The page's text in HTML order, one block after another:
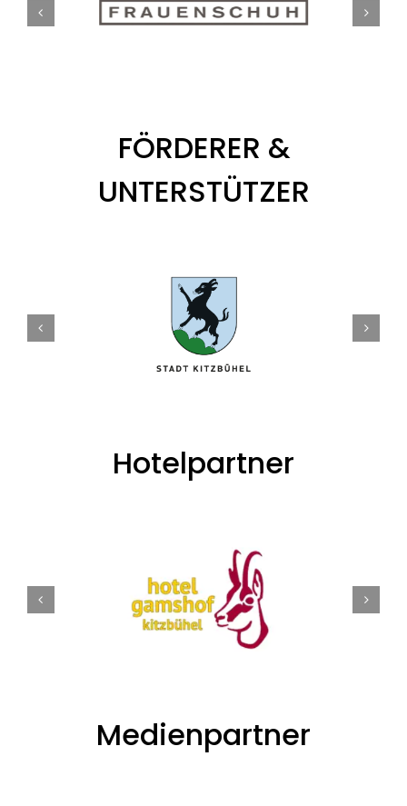
FÖRDERER &
UNTERSTÜTZER
Hotelpartner
Medienpartner